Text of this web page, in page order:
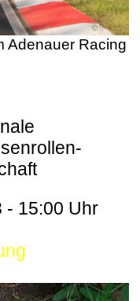
Adenauer Racing
- 15:00 Uhr